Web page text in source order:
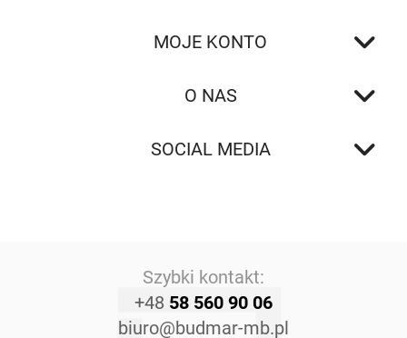
MOJE KONTO
O NAS
SOCIAL MEDIA
Szybki kontakt:
+48 58 560 90 06
biuro@budmar-mb.pl